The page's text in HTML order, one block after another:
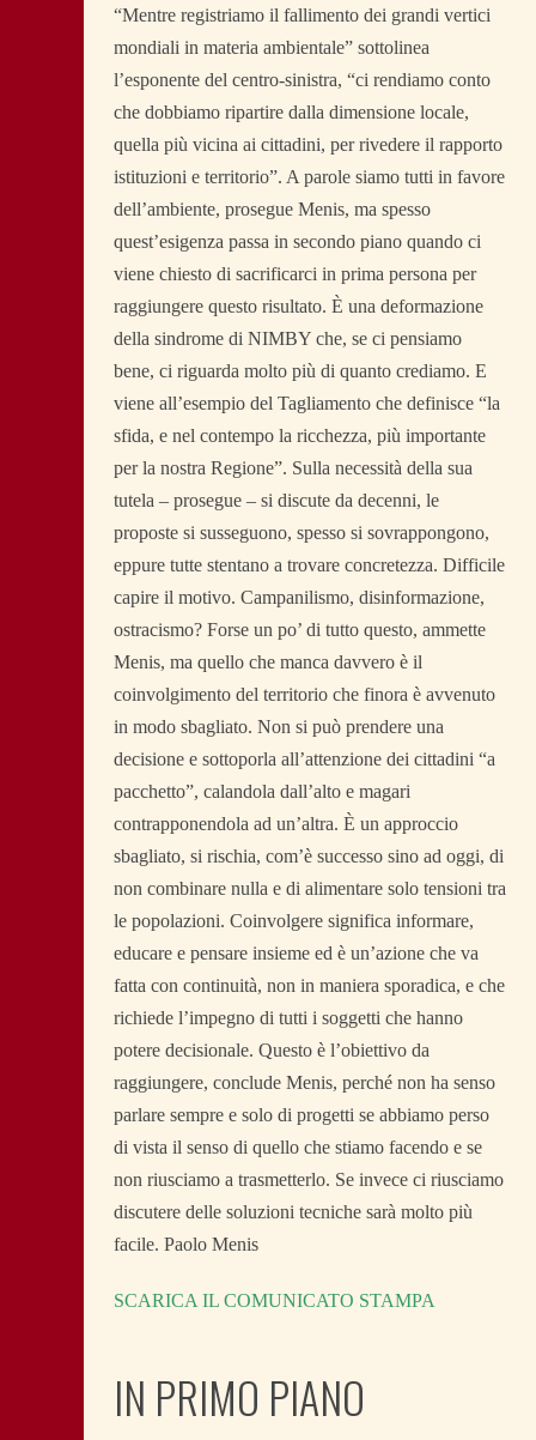
“Mentre registriamo il fallimento dei grandi vertici
mondiali in materia ambientale” sottolinea
l’esponente del centro-sinistra, “ci rendiamo conto
che dobbiamo ripartire dalla dimensione locale,
quella più vicina ai cittadini, per rivedere il rapporto
istituzioni e territorio”. A parole siamo tutti in favore
dell’ambiente, prosegue Menis, ma spesso
quest’esigenza passa in secondo piano quando ci
viene chiesto di sacrificarci in prima persona per
raggiungere questo risultato. È una deformazione
della sindrome di NIMBY che, se ci pensiamo
bene, ci riguarda molto più di quanto crediamo. E
viene all’esempio del Tagliamento che definisce “la
sfida, e nel contempo la ricchezza, più importante
per la nostra Regione”. Sulla necessità della sua
tutela – prosegue – si discute da decenni, le
proposte si susseguono, spesso si sovrappongono,
eppure tutte stentano a trovare concretezza. Difficile
capire il motivo. Campanilismo, disinformazione,
ostracismo? Forse un po’ di tutto questo, ammette
Menis, ma quello che manca davvero è il
coinvolgimento del territorio che finora è avvenuto
in modo sbagliato. Non si può prendere una
decisione e sottoporla all’attenzione dei cittadini “a
pacchetto”, calandola dall’alto e magari
contrapponendola ad un’altra. È un approccio
sbagliato, si rischia, com’è successo sino ad oggi, di
non combinare nulla e di alimentare solo tensioni tra
le popolazioni. Coinvolgere significa informare,
educare e pensare insieme ed è un’azione che va
fatta con continuità, non in maniera sporadica, e che
richiede l’impegno di tutti i soggetti che hanno
potere decisionale. Questo è l’obiettivo da
raggiungere, conclude Menis, perché non ha senso
parlare sempre e solo di progetti se abbiamo perso
di vista il senso di quello che stiamo facendo e se
non riusciamo a trasmetterlo. Se invece ci riusciamo
discutere delle soluzioni tecniche sarà molto più
facile. Paolo Menis
SCARICA IL COMUNICATO STAMPA
IN PRIMO PIANO